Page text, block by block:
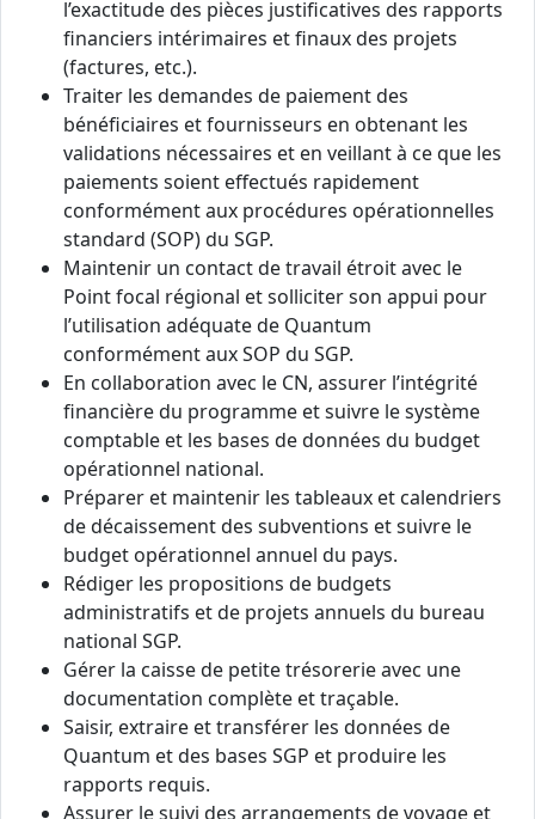
l’exactitude des pièces justificatives des rapports
financiers intérimaires et finaux des projets
(factures, etc.).
Traiter les demandes de paiement des
bénéficiaires et fournisseurs en obtenant les
validations nécessaires et en veillant à ce que les
paiements soient effectués rapidement
conformément aux procédures opérationnelles
standard (SOP) du SGP.
Maintenir un contact de travail étroit avec le
Point focal régional et solliciter son appui pour
l’utilisation adéquate de Quantum
conformément aux SOP du SGP.
En collaboration avec le CN, assurer l’intégrité
financière du programme et suivre le système
comptable et les bases de données du budget
opérationnel national.
Préparer et maintenir les tableaux et calendriers
de décaissement des subventions et suivre le
budget opérationnel annuel du pays.
Rédiger les propositions de budgets
administratifs et de projets annuels du bureau
national SGP.
Gérer la caisse de petite trésorerie avec une
documentation complète et traçable.
Saisir, extraire et transférer les données de
Quantum et des bases SGP et produire les
rapports requis.
Assurer le suivi des arrangements de voyage et